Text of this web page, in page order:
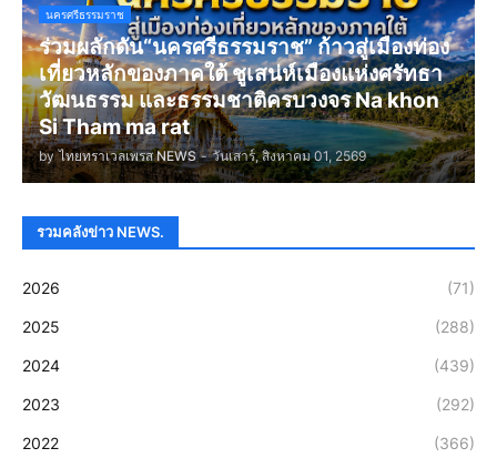
นครศรีธรรมราช
ร่วมผลักดัน“นครศรีธรรมราช” ก้าวสู่เมืองท่อง
เที่ยวหลักของภาคใต้ ชูเสน่ห์เมืองแห่งศรัทธา
วัฒนธรรม และธรรมชาติครบวงจร Na khon
Si Tham ma rat
by ไทยทราเวลเพรส NEWS - วันเสาร์, สิงหาคม 01, 2569
รวมคลังข่าว NEWS.
2026 (71)
2025 (288)
2024 (439)
2023 (292)
2022 (366)